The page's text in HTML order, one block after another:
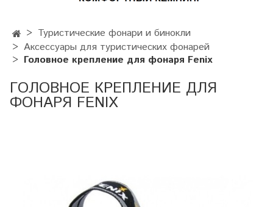
Туристические фонари и бинокли
Аксессуары для туристических фонарей
Головное крепление для фонаря Fenix
ГОЛОВНОЕ КРЕПЛЕНИЕ ДЛЯ
ФОНАРЯ FENIX